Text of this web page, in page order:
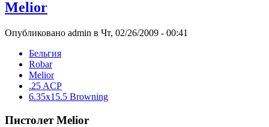
Melior
Опубликовано admin в Чт, 02/26/2009 - 00:41
Бельгия
Robar
Melior
.25 ACP
6.35x15.5 Browning
Пистолет Melior